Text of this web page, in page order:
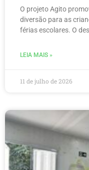
O projeto Agito
diversão para as
férias escolares. O
LEIA MAIS »
11 de julho de 2026